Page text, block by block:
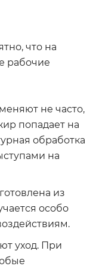
что на
рабочие
не часто,
попадает на
обработка
на
из
особо
уход. При